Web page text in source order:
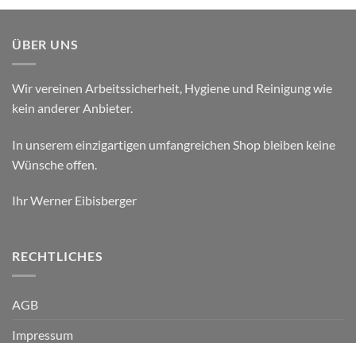
ÜBER UNS
Wir vereinen Arbeitssicherheit, Hygiene und Reinigung wie
kein anderer Anbieter.
In unserem einzigartigen umfangreichen Shop bleiben keine
Wünsche offen.
Ihr Werner Eibisberger
RECHTLICHES
AGB
Impressum